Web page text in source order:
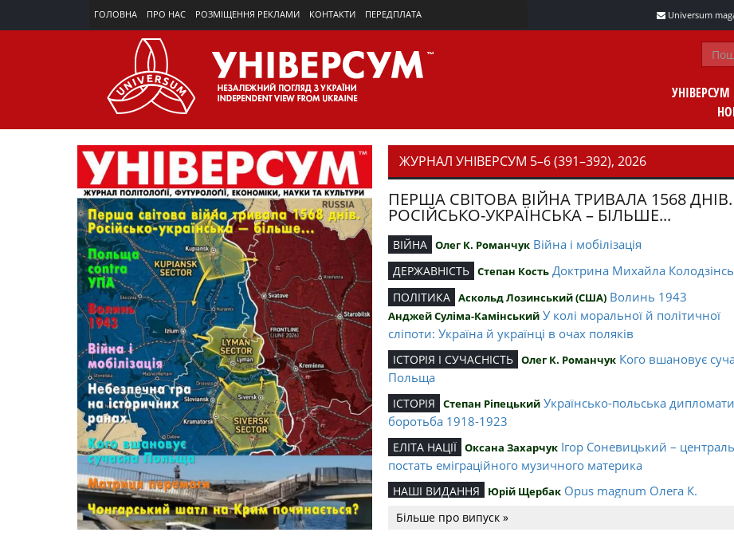
ГОЛОВНА ПРО НАС РОЗМІЩЕННЯ РЕКЛАМИ КОНТАКТИ ПЕРЕДПЛАТА Universum
УНІВЕРСУМ
ЖУРНАЛ УНІВЕРСУМ 5–6 (391–392), 2026
ПЕРША СВІТОВА ВІЙНА ТРИВАЛА 1568 ДНІВ.
РОСІЙСЬКО-УКРАЇНСЬКА – БІЛЬШЕ...
ВІЙНА Олег К. Романчук Війна і мобілізація
ДЕРЖАВНІСТЬ Степан Кость Доктрина Михайла
ПОЛІТИКА Аскольд Лозинський (США) Волинь 1943
Анджей Суліма-Камінський У колі моральної й політичної
сліпоти: Україна й українці в очах поляків
ІСТОРІЯ І СУЧАСНІСТЬ Олег К. Романчук Кого вшановує
Польща
ІСТОРІЯ Степан Ріпецький Українсько-польська
боротьба 1918-1923
ЕЛІТА НАЦІЇ Оксана Захарчук Ігор Соневицький –
постать еміграційного музичного материка
НАШІ ВИДАННЯ Юрій Щербак Opus magnum Олега К.
Романчука
Більше про випуск »